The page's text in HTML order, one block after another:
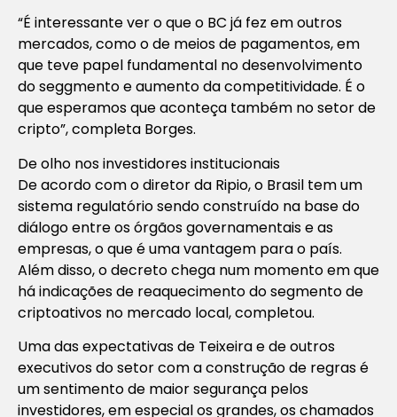
“É interessante ver o que o BC já fez em outros
mercados, como o de meios de pagamentos, em
que teve papel fundamental no desenvolvimento
do seggmento e aumento da competitividade. É o
que esperamos que aconteça também no setor de
cripto”, completa Borges.
De olho nos investidores institucionais
De acordo com o diretor da Ripio, o Brasil tem um
sistema regulatório sendo construído na base do
diálogo entre os órgãos governamentais e as
empresas, o que é uma vantagem para o país.
Além disso, o decreto chega num momento em que
há indicações de reaquecimento do segmento de
criptoativos no mercado local, completou.
Uma das expectativas de Teixeira e de outros
executivos do setor com a construção de regras é
um sentimento de maior segurança pelos
investidores, em especial os grandes, os chamados